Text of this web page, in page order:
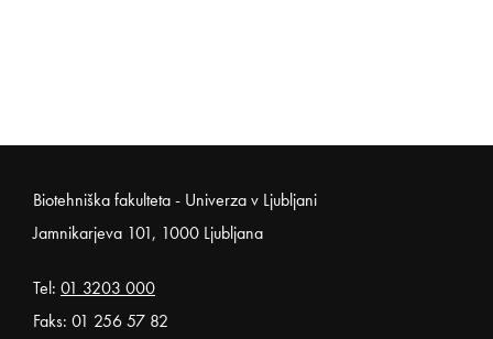
Noga strani
Biotehniška fakulteta - Univerza v Ljubljani
Jamnikarjeva 101, 1000 Ljubljana
Tel: 01 3203 000
Faks: 01 256 57 82